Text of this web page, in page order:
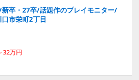
卒・27卒/話題作のプレイモニター/
市栄町2丁目
32万円